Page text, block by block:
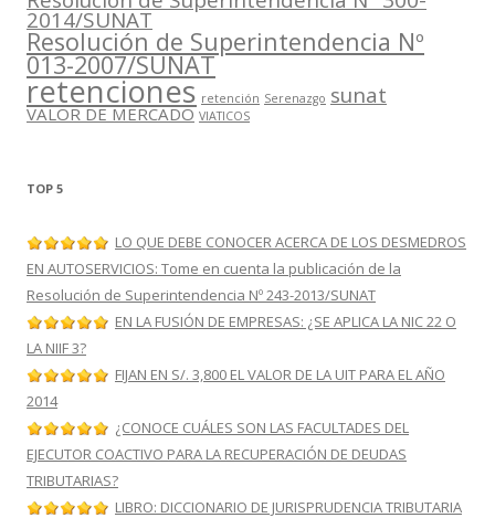
2014/SUNAT
Resolución de Superintendencia Nº
013-2007/SUNAT
retenciones retención Serenazgo sunat
VALOR DE MERCADO VIATICOS
TOP 5
LO QUE DEBE CONOCER ACERCA DE LOS DESMEDROS
EN AUTOSERVICIOS: Tome en cuenta la publicación de la
Resolución de Superintendencia Nº 243-2013/SUNAT
EN LA FUSIÓN DE EMPRESAS: ¿SE APLICA LA NIC 22 O
LA NIIF 3?
FIJAN EN S/. 3,800 EL VALOR DE LA UIT PARA EL AÑO
2014
¿CONOCE CUÁLES SON LAS FACULTADES DEL
EJECUTOR COACTIVO PARA LA RECUPERACIÓN DE DEUDAS
TRIBUTARIAS?
LIBRO: DICCIONARIO DE JURISPRUDENCIA TRIBUTARIA